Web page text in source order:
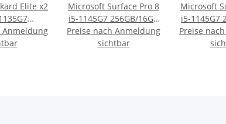
Elite x2
silber Iris
Win11 Pro
Anmeldung
Microsoft Surface Pro 8
i5-1145G7 256GB/16GB
Win11 Pro LTE (2021)
Preise nach Anmeldung
sichtbar
Microsoft
i5-1145G7
Win11
Preise